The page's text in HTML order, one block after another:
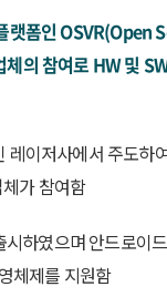
랫폼인 OSVR(Open
의 참여로 HW 및
레이저사에서 주도하
가 참여함
하였으며 안드로이
체제를 지원함